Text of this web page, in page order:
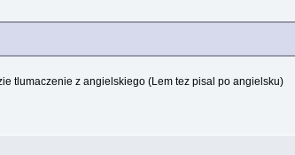
tlumaczenie z angielskiego (Lem tez pisal po angielsku)